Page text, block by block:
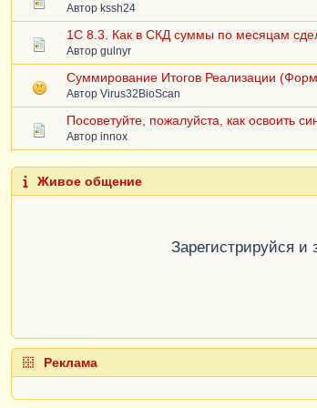
Автор kssh24
1С 8.3. Как в СКД суммы по месяцам
Автор gulnyr
Суммирование Итогов Реализации
Автор Virus32BioScan
Посоветуйте, пожалуйста, как освоить
Автор innox
Живое общение
Зарегистрируйся
Реклама